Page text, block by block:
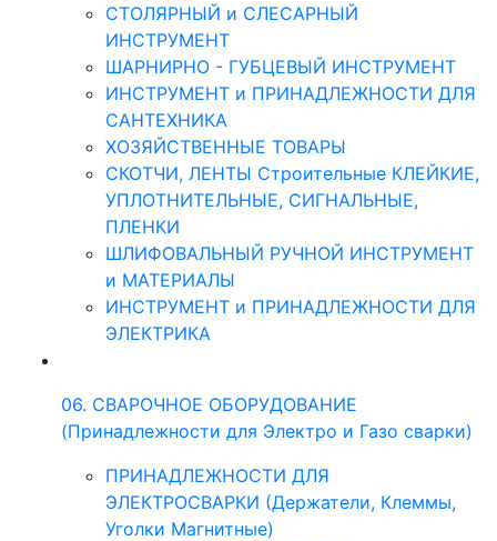
СТОЛЯРНЫЙ и СЛЕСАРНЫЙ
ИНСТРУМЕНТ
ШАРНИРНО - ГУБЦЕВЫЙ ИНСТРУМЕНТ
ИНСТРУМЕНТ и ПРИНАДЛЕЖНОСТИ ДЛЯ
САНТЕХНИКА
ХОЗЯЙСТВЕННЫЕ ТОВАРЫ
СКОТЧИ, ЛЕНТЫ Строительные КЛЕЙКИЕ,
УПЛОТНИТЕЛЬНЫЕ, СИГНАЛЬНЫЕ,
ПЛЕНКИ
ШЛИФОВАЛЬНЫЙ РУЧНОЙ ИНСТРУМЕНТ
и МАТЕРИАЛЫ
ИНСТРУМЕНТ и ПРИНАДЛЕЖНОСТИ ДЛЯ
ЭЛЕКТРИКА
06. СВАРОЧНОЕ ОБОРУДОВАНИЕ
(Принадлежности для Электро и Газо сварки)
ПРИНАДЛЕЖНОСТИ ДЛЯ
ЭЛЕКТРОСВАРКИ (Держатели, Клеммы,
Уголки Магнитные)